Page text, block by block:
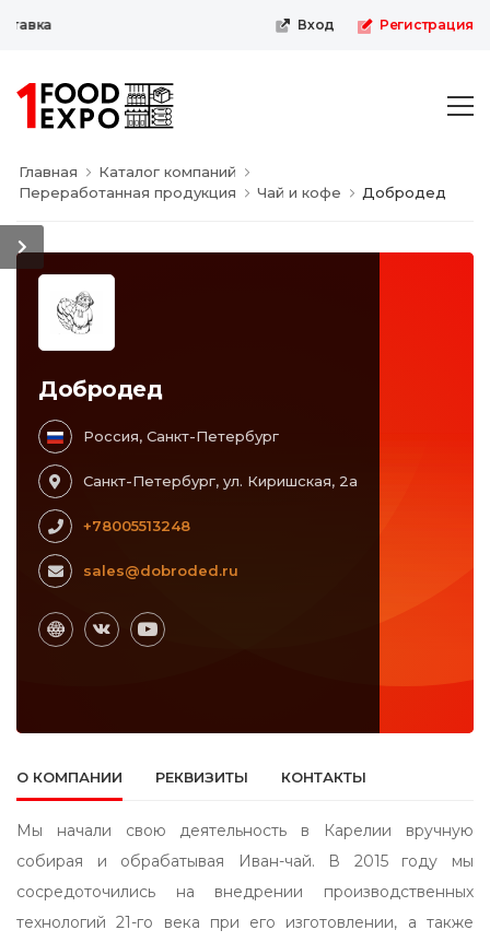
Вход Регистрация
Главная
Каталог компаний
Переработанная продукция
Чай и кофе Добродед
Добродед
Россия, Санкт-Петербург
Санкт-Петербург, ул. Киришская, 2а
+78005513248
sales@dobroded.ru
О КОМПАНИИ РЕКВИЗИТЫ КОНТАКТЫ
Мы начали свою деятельность в Карелии вручную
собирая и обрабатывая Иван-чай. В 2015 году мы
сосредоточились на внедрении производственных
технологий 21-го века при его изготовлении, а также